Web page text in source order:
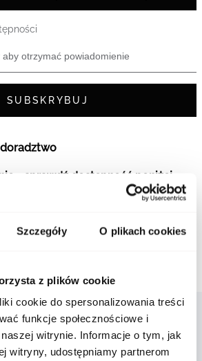
Szczegóły O plikach cookies
z plików cookie
cookie do spersonalizowania treści
funkcje społecznościowe i
witrynie. Informacje o tym, jak
witryny, udostępniamy partnerom
SUBSKRYBUJ
- sprawdź dostępność poniżej
OPIS